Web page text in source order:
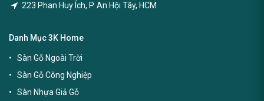
223 Phan Huy Ích, P. An Hội Tây, HCM
Danh Mục 3K Home
Sàn Gỗ Ngoài Trời
Sàn Gỗ Công Nghiệp
Sàn Nhựa Giả Gỗ